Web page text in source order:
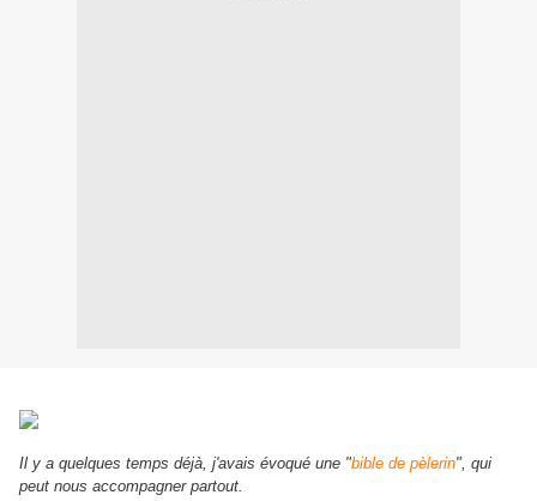
Il y a quelques temps déjà, j'avais évoqué une "bible de pèlerin", qui
peut nous accompagner partout.